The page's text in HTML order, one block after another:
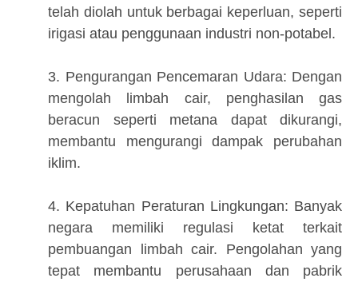
telah diolah untuk berbagai keperluan, seperti
irigasi atau penggunaan industri non-potabel.
3. Pengurangan Pencemaran Udara: Dengan
mengolah limbah cair, penghasilan gas
beracun seperti metana dapat dikurangi,
membantu mengurangi dampak perubahan
iklim.
4. Kepatuhan Peraturan Lingkungan: Banyak
negara memiliki regulasi ketat terkait
pembuangan limbah cair. Pengolahan yang
tepat membantu perusahaan dan pabrik